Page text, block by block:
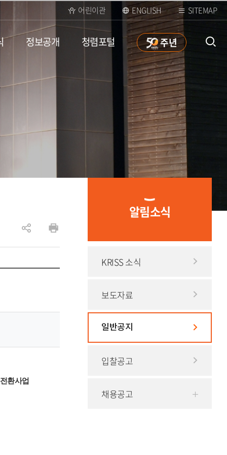
어린이관 ENGLISH SITEMAP
정보공개 청렴포털 50
주년
알림소식
KRISS 소식
보도자료
일반공지
입찰공고
채용공고
유
하
환사업